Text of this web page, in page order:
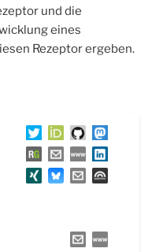
und die
eines
Rezeptor ergeben.